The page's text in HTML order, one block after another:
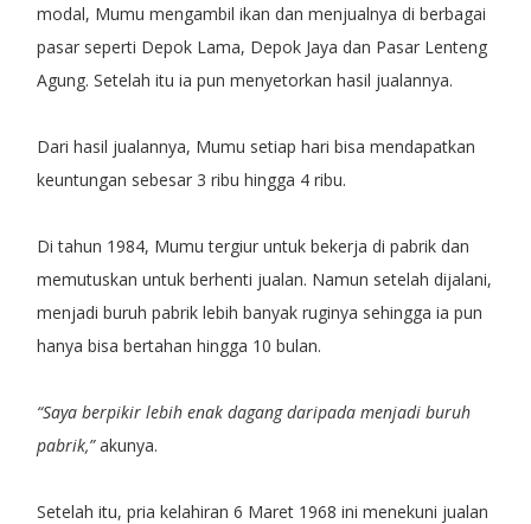
modal, Mumu mengambil ikan dan menjualnya di berbagai
pasar seperti Depok Lama, Depok Jaya dan Pasar Lenteng
Agung. Setelah itu ia pun menyetorkan hasil jualannya.
Dari hasil jualannya, Mumu setiap hari bisa mendapatkan
keuntungan sebesar 3 ribu hingga 4 ribu.
Di tahun 1984, Mumu tergiur untuk bekerja di pabrik dan
memutuskan untuk berhenti jualan. Namun setelah dijalani,
menjadi buruh pabrik lebih banyak ruginya sehingga ia pun
hanya bisa bertahan hingga 10 bulan.
“Saya berpikir lebih enak dagang daripada menjadi buruh
pabrik,”akunya.
Setelah itu, pria kelahiran 6 Maret 1968 ini menekuni jualan